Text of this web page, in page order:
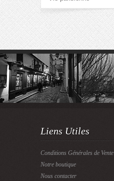
Liens Utiles
Conditions Générales de Vente
Notre boutique
Nous contacter